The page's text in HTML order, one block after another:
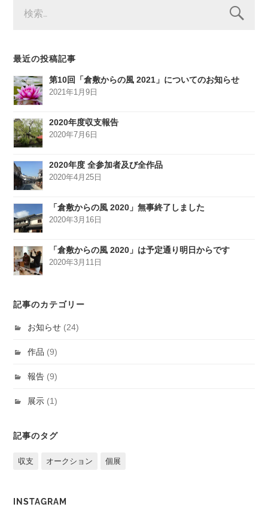
索:
最近の投稿記事
第10回「倉敷からの風 2021」についてのお知らせ
2021年1月9日
2020年度収支報告
2020年7月6日
2020年度 全参加者及び全作品
2020年4月25日
「倉敷からの風 2020」無事終了しました
2020年3月16日
「倉敷からの風 2020」は予定通り明日からです
2020年3月11日
記事のカテゴリー
お知らせ (24)
作品 (9)
報告 (9)
展示 (1)
記事のタグ
収支 オークション 個展
INSTAGRAM